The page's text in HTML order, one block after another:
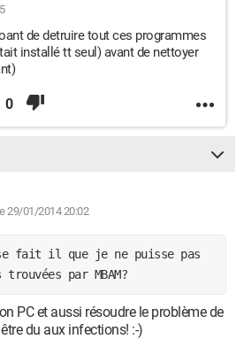
de detruire tout ces programmes
installé tt seul) avant de nettoyer
0
29/01/2014 20:02
se fait il que je ne puisse pas
par MBAM?
PC et aussi résoudre le problème de
du aux infections! :-)